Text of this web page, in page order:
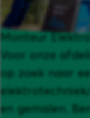
Monteur
Voor onze
op zoek naar
en gemalen.